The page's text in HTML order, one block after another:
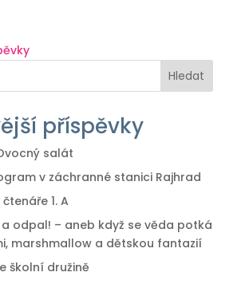
Hledat
příspěvky
salát
v záchranné stanici Rajhrad
1. A
a odpal! – aneb když se věda potká
marshmallow a dětskou fantazií
školní družině